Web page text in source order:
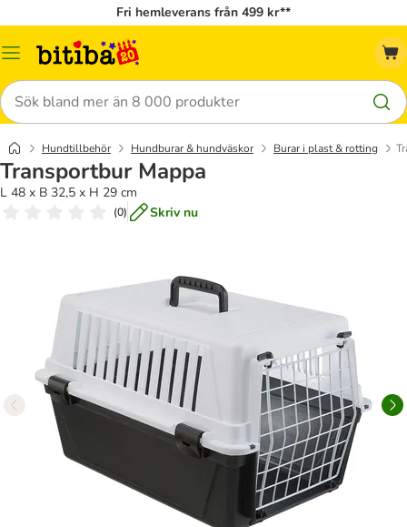
Fri hemleverans från 499 kr**
Meny
Sök
Hundtillbehör Hundburar & hundväskor Burar i plast & rotting
Transportbur Mappa
L 48 x B 32,5 x H 29 cm
(0) Skriv nu